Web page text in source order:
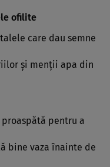
ofilite
care dau semne
și menții apa din
pentru a
bine vaza înainte de